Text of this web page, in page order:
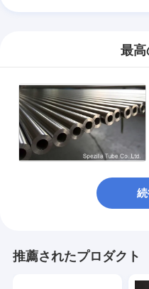
最高
推薦されたプロダクト